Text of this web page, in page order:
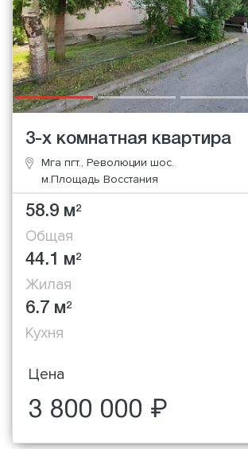
3-х комнатная квартира
Мга пгт., Революции шос.
м.Площадь Восстания
58.9 м2
Общая
44.1 м2
Жилая
6.7 м2
Кухня
Цена
3 800 000 ₽